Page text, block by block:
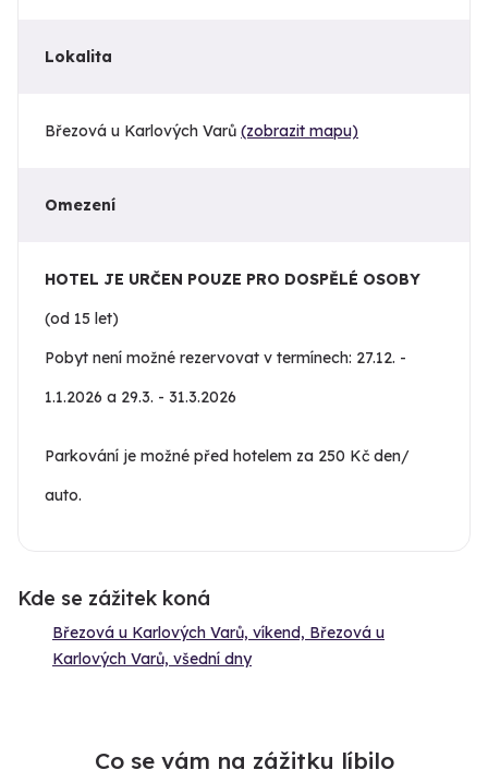
Lokalita
Březová u Karlových Varů (zobrazit mapu)
Omezení
HOTEL JE URČEN POUZE PRO DOSPĚLÉ OSOBY
(od 15 let)
Pobyt není možné rezervovat v termínech: 27.12. -
1.1.2026 a 29.3. - 31.3.2026
Parkování je možné před hotelem za 250 Kč den/
auto.
Kde se zážitek koná
Březová u Karlových Varů, víkend, Březová u
Karlových Varů, všední dny
Co se vám na zážitku líbilo